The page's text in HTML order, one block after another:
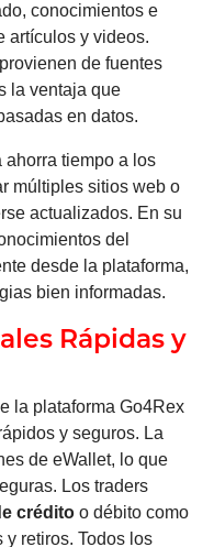
conocimientos e
artículos y videos.
de fuentes
la ventaja que
en datos.
ahorra tiempo a los
múltiples sitios web o
actualizados. En su
del
desde la plataforma,
bien informadas.
Rápidas y
la plataforma Go4Rex
y seguros. La
de eWallet, lo que
Los traders
crédito o débito como
y retiros. Todos los